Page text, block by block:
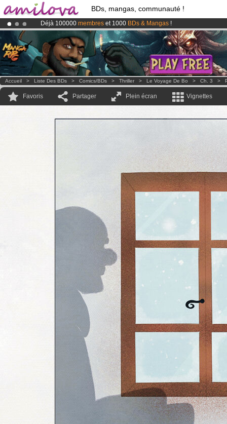
BDs, mangas, communauté !
Déjà 100000 membres et 1000 BDs & Mangas !
Abonnement premium: à partir de3.95 eurospar mois !Clique ici
LeKickstarter Amilova est désormais lancé
Accueil > Liste Des BDs > Comics/BDs > Thriller > Le Voyage De Bo > Ch. 3 >
Favoris Partager Plein écran Vignettes